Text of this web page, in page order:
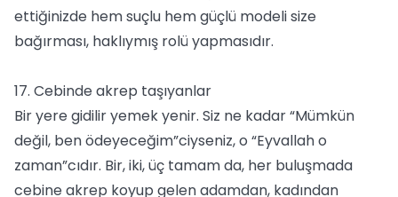
ettiğinizde hem suçlu hem güçlü modeli size
bağırması, haklıymış rolü yapmasıdır.
17. Cebinde akrep taşıyanlar
Bir yere gidilir yemek yenir. Siz ne kadar “Mümkün
değil, ben ödeyeceğim”ciyseniz, o “Eyvallah o
zaman”cıdır. Bir, iki, üç tamam da, her buluşmada
cebine akrep koyup gelen adamdan, kadından